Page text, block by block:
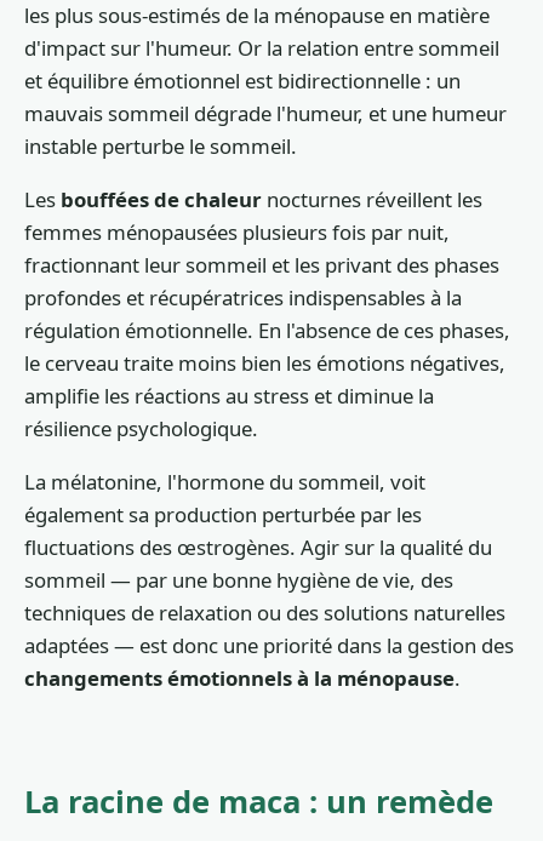
les plus sous-estimés de la ménopause en matière
d'impact sur l'humeur. Or la relation entre sommeil
et équilibre émotionnel est bidirectionnelle : un
mauvais sommeil dégrade l'humeur, et une humeur
instable perturbe le sommeil.
Les bouffées de chaleur nocturnes réveillent les
femmes ménopausées plusieurs fois par nuit,
fractionnant leur sommeil et les privant des phases
profondes et récupératrices indispensables à la
régulation émotionnelle. En l'absence de ces phases,
le cerveau traite moins bien les émotions négatives,
amplifie les réactions au stress et diminue la
résilience psychologique.
La mélatonine, l'hormone du sommeil, voit
également sa production perturbée par les
fluctuations des œstrogènes. Agir sur la qualité du
sommeil — par une bonne hygiène de vie, des
techniques de relaxation ou des solutions naturelles
adaptées — est donc une priorité dans la gestion des
changements émotionnels à la ménopause.
La racine de maca : un remède